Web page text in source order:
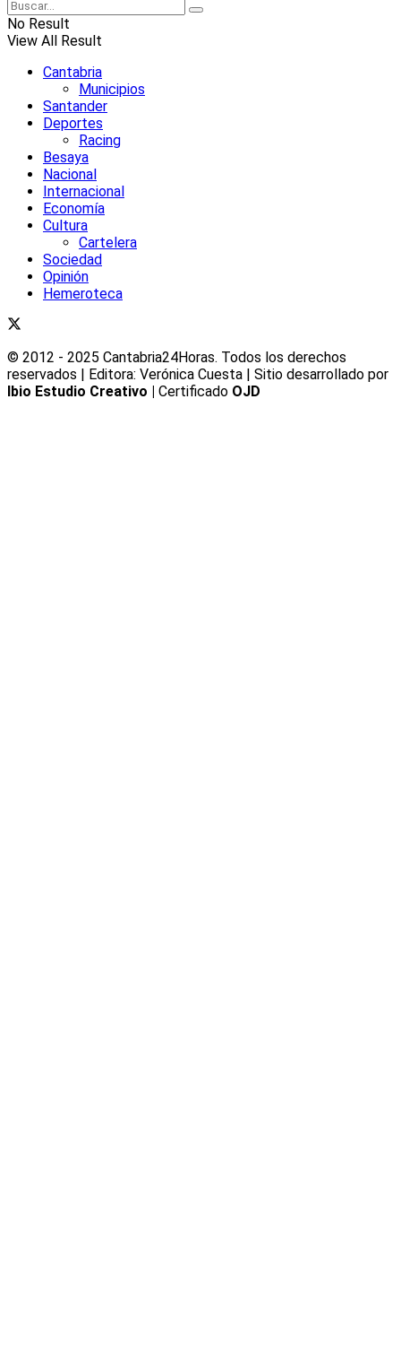
No Result
View All Result
Cantabria
Municipios
Santander
Deportes
Racing
Besaya
Nacional
Internacional
Economía
Cultura
Cartelera
Sociedad
Opinión
Hemeroteca
© 2012 - 2025 Cantabria24Horas. Todos los derechos
reservados | Editora: Verónica Cuesta | Sitio desarrollado por
Ibio Estudio Creativo | Certificado OJD